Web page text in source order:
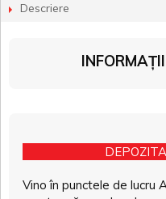
Descriere
Vino în punctele de lucru